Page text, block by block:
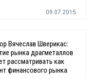
09.07.2015
Вячеслав Шверикас:
рынка драгметаллов
рассматривать как
финансового рынка